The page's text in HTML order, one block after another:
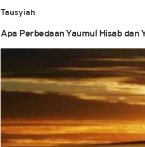
Tausyiah
Apa Perbedaan Yaumul Hisab dan